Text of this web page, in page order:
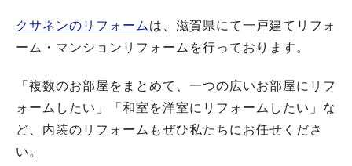
クサネンのリフォームは、滋賀県にて一戸建てリフォ
ーム・マンションリフォームを行っております。
「複数のお部屋をまとめて、一つの広いお部屋にリフ
ォームしたい」「和室を洋室にリフォームしたい」な
ど、内装のリフォームもぜひ私たちにお任せくださ
い。